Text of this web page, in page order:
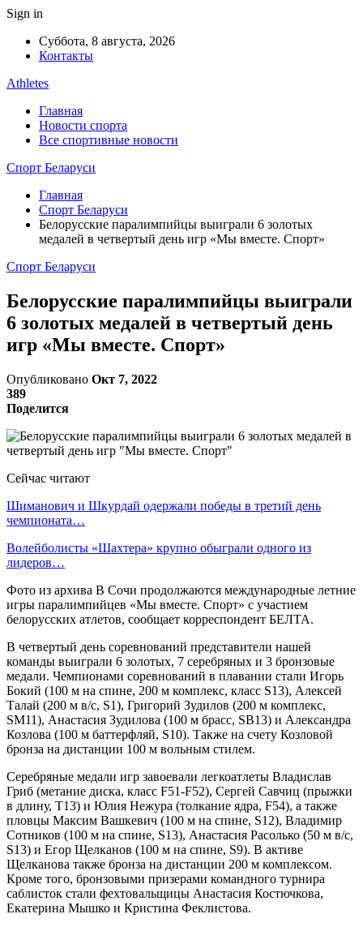
Sign in
Суббота, 8 августа, 2026
Контакты
Athletes
Главная
Новости спорта
Все спортивные новости
Спорт Беларуси
Главная
Спорт Беларуси
Белорусские паралимпийцы выиграли 6 золотых
медалей в четвертый день игр «Мы вместе. Спорт»
Спорт Беларуси
Белорусские паралимпийцы выиграли
6 золотых медалей в четвертый день
игр «Мы вместе. Спорт»
Опубликовано Окт 7, 2022
389
Поделится
Сейчас читают
Шиманович и Шкурдай одержали победы в третий день
чемпионата…
Волейболисты «Шахтера» крупно обыграли одного из
лидеров…
Фото из архива В Сочи продолжаются международные летние
игры паралимпийцев «Мы вместе. Спорт» с участием
белорусских атлетов, сообщает корреспондент БЕЛТА.
В четвертый день соревнований представители нашей
команды выиграли 6 золотых, 7 серебряных и 3 бронзовые
медали. Чемпионами соревнований в плавании стали Игорь
Бокий (100 м на спине, 200 м комплекс, класс S13), Алексей
Талай (200 м в/с, S1), Григорий Зудилов (200 м комплекс,
SM11), Анастасия Зудилова (100 м брасс, SB13) и Александра
Козлова (100 м баттерфляй, S10). Также на счету Козловой
бронза на дистанции 100 м вольным стилем.
Серебряные медали игр завоевали легкоатлеты Владислав
Гриб (метание диска, класс F51-F52), Сергей Савчиц (прыжки
в длину, Т13) и Юлия Нежура (толкание ядра, F54), а также
пловцы Максим Вашкевич (100 м на спине, S12), Владимир
Сотников (100 м на спине, S13), Анастасия Расолько (50 м в/с,
S13) и Егор Щелканов (100 м на спине, S9). В активе
Щелканова также бронза на дистанции 200 м комплексом.
Кроме того, бронзовыми призерами командного турнира
саблисток стали фехтовальщицы Анастасия Костючкова,
Екатерина Мышко и Кристина Феклистова.